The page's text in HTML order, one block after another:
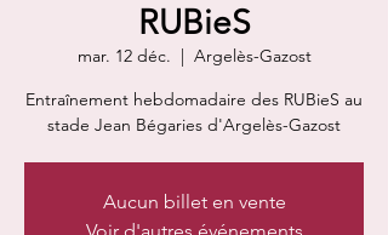
RUBieS
mar. 12 déc.
  |
Argelès-Gazost
Entraînement hebdomadaire des RUBieS au
stade Jean Bégaries d'Argelès-Gazost
Aucun billet en vente